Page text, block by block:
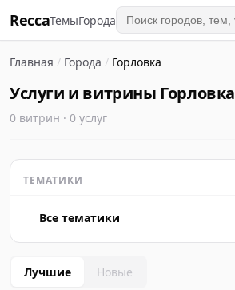
ReccaТемыГорода
Главная / Города / Горловка
Услуги и витрины Горловка
0 витрин · 0 услуг
ТЕМАТИКИ
Все тематики
Лучшие Новые